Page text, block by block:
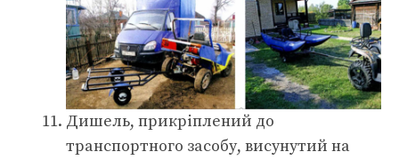
Дишель, прикріплений до
транспортного засобу, висунутий на